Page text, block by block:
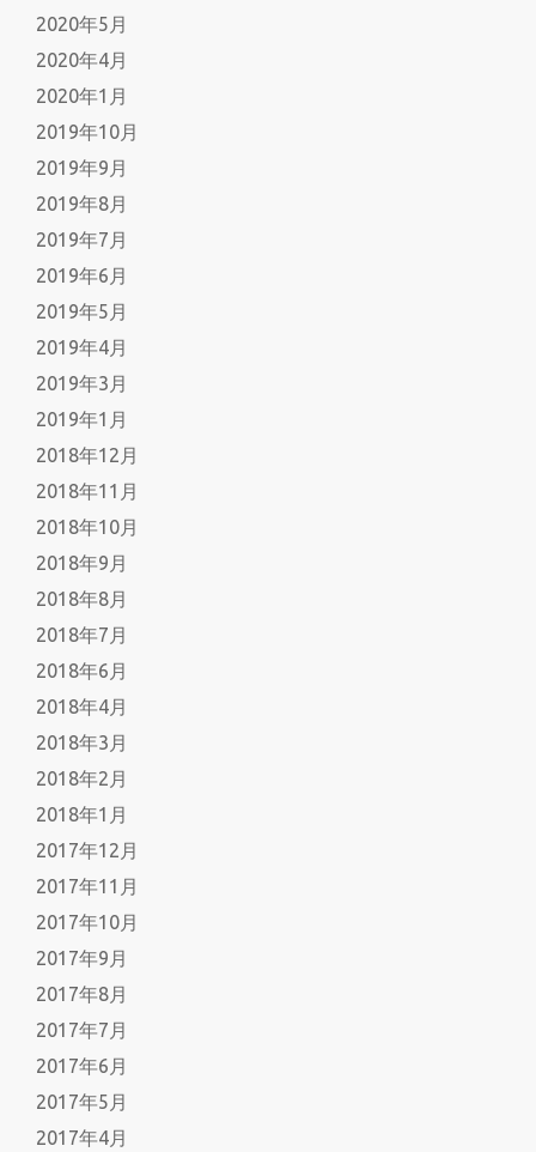
2020年5月
2020年4月
2020年1月
2019年10月
2019年9月
2019年8月
2019年7月
2019年6月
2019年5月
2019年4月
2019年3月
2019年1月
2018年12月
2018年11月
2018年10月
2018年9月
2018年8月
2018年7月
2018年6月
2018年4月
2018年3月
2018年2月
2018年1月
2017年12月
2017年11月
2017年10月
2017年9月
2017年8月
2017年7月
2017年6月
2017年5月
2017年4月